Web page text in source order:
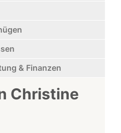
& Finanzen
Christine